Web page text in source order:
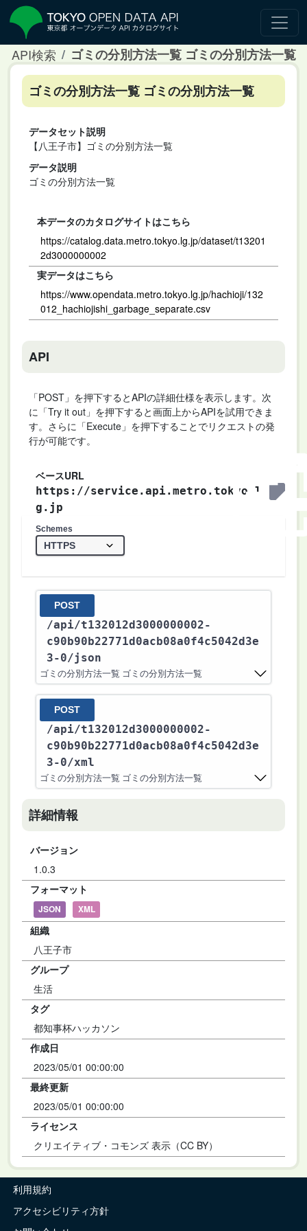
API検索 ゴミの分別方法一覧 ゴミの分別方法一覧
ゴミの分別方法一覧 ゴミの分別方法一覧
データセット説明
【八王子市】ゴミの分別方法一覧
データ説明
ゴミの分別方法一覧
本データのカタログサイトはこちら
https://catalog.data.metro.tokyo.lg.jp/dataset/t13201
2d3000000002
実データはこちら
https://www.opendata.metro.tokyo.lg.jp/hachioji/132
012_hachiojishi_garbage_separate.csv
API
「POST」を押下するとAPIの詳細仕様を表示します。次
に「Try it out」を押下すると画面上からAPIを試用できま
す。さらに「Execute」を押下することでリクエストの発
行が可能です。
ベースURL
https://service.api.metro.tokyo.l
g.jp
Schemes
POST
/api/t132012d3000000002-
c90b90b22771d0acb08a0f4c5042d3e
3-0/json
ゴミの分別方法一覧 ゴミの分別方法一覧
POST
/api/t132012d3000000002-
c90b90b22771d0acb08a0f4c5042d3e
3-0/xml
ゴミの分別方法一覧 ゴミの分別方法一覧
詳細情報
バージョン
1.0.3
フォーマット
JSON XML
組織
八王子市
グループ
生活
タグ
都知事杯ハッカソン
作成日
2023/05/01 00:00:00
最終更新
2023/05/01 00:00:00
ライセンス
クリエイティブ・コモンズ 表示（CC BY）
利用規約
アクセシビリティ方針